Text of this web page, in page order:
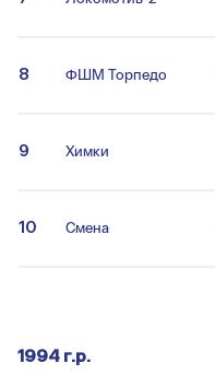
8 ФШМ Торпедо
9 Химки
10 Смена
1994 г.р.